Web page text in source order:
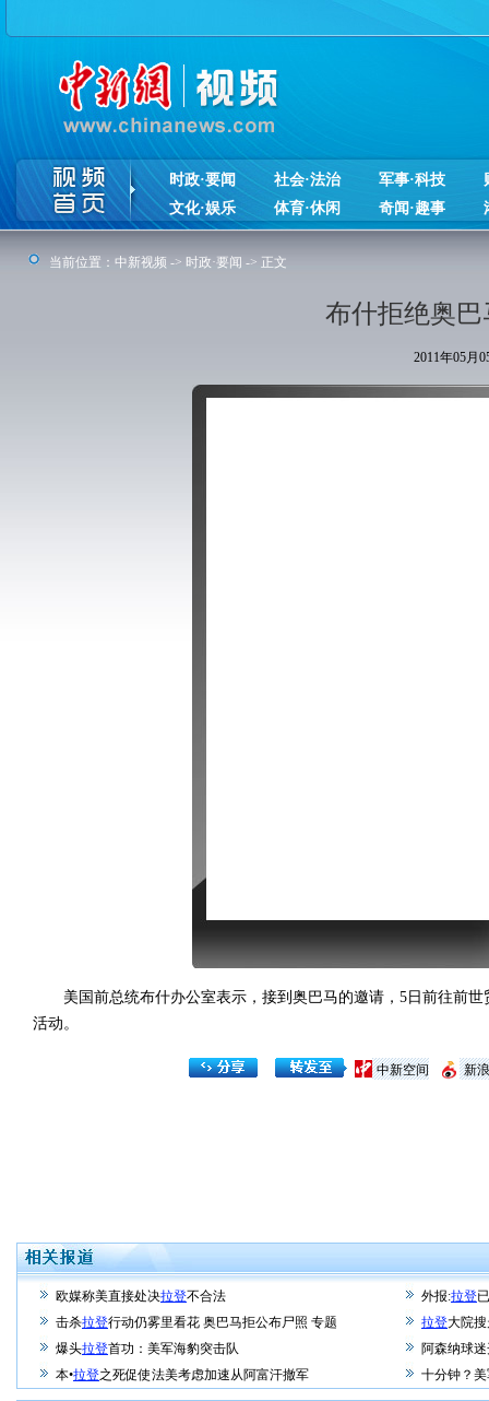
时政·要闻 社会·法治 军事·科技
文化·娱乐
体育·休闲 奇闻·趣事
当前位置： 中新视频 -> 时政·要闻 -> 正文
布什拒绝奥巴
2011年05月
美国前总统布什办公室表示，接到奥巴马的邀请，5日前往前世
活动。
新
中新空间
欧媒称美直接处决拉登不合法 外报:拉登
击杀拉登行动仍雾里看花 奥巴马拒公布尸照 专题 拉登大院
爆头拉登首功：美军海豹突击队
阿森纳球
本•拉登之死促使法美考虑加速从阿富汗撤军 十分钟？